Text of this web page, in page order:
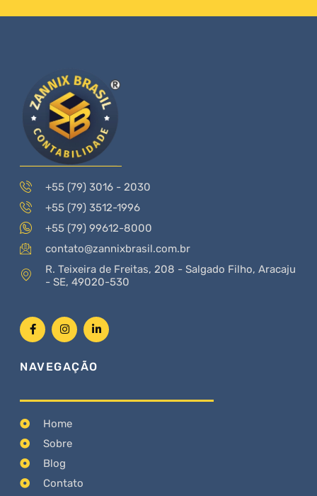
+55 (79) 3016 - 2030
+55 (79) 3512-1996
+55 (79) 99612-8000
contato@zannixbrasil.com.br
R. Teixeira de Freitas, 208 - Salgado Filho, Aracaju
- SE, 49020-530
NAVEGAÇÃO
Home
Sobre
Blog
Contato